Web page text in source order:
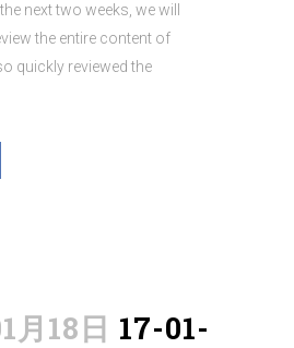
next two weeks, we will
the entire content of
quickly reviewed the
月18日 17-01-